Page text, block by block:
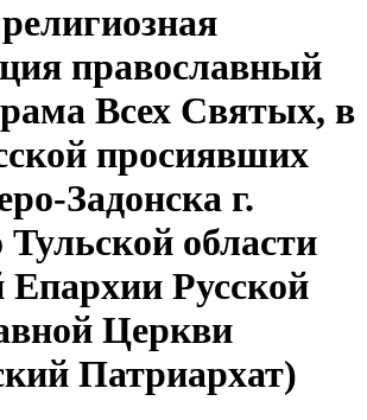
православный
Всех Святых, в
просиявших
Задонска г.
Тульской области
Епархии Русской
Церкви
Патриархат)